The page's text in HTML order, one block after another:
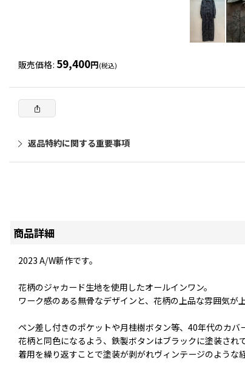
販売価格: 59,400円(税込)
返品特約に関する重要事項
商品詳細
2023 A/W新作です。
花柄のジャカード生地を使用したオールインワン。
ワーク感のある無骨なデザインと、花柄の上品な雰囲気が
ペン差し付きのポケットや月桂樹ボタン等、40年代のカバ
花柄と同色になるよう、鉄製ボタンはブラックに塗装され
着用を繰り返すことで塗装が剥がれヴィンテージのような